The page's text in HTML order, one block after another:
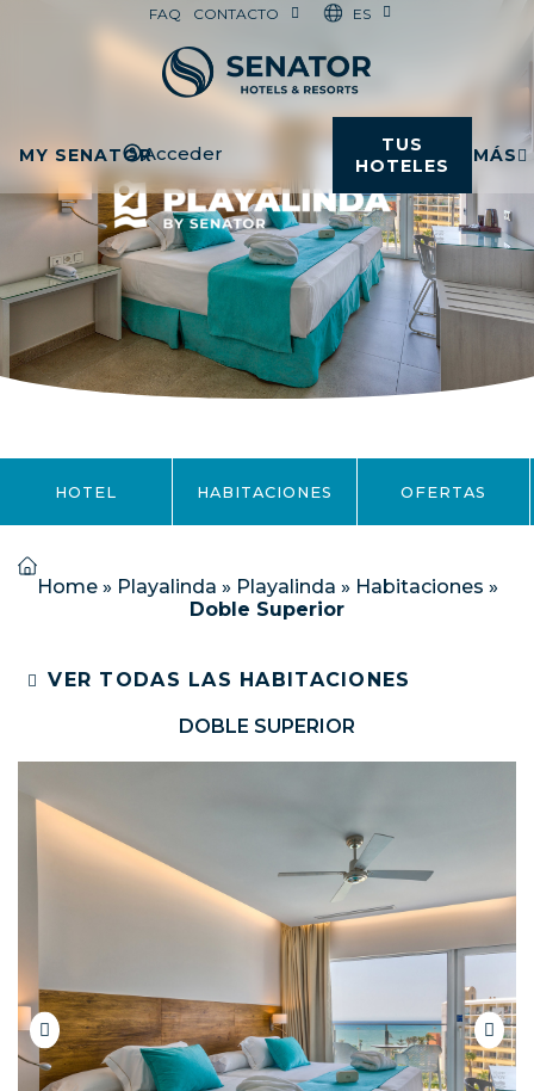
FAQ CONTACTO ES
MY SENATORAcceder
TUS
HOTELES
MÁS
HOTEL HABITACIONES OFERTAS
Home» Playalinda » Playalinda » Habitaciones »
Doble Superior
VER TODAS LAS HABITACIONES
DOBLE SUPERIOR